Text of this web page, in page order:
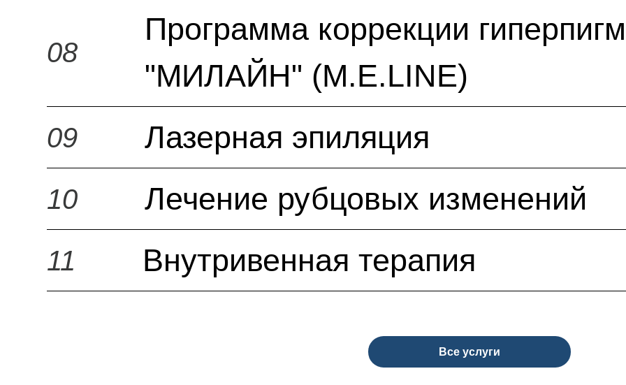
08
Программа коррекции
"МИЛАЙН" (M.E.LINE)
09 Лазерная эпиляция
10 Лечение рубцовых изменений
11 Внутривенная терапия
Все услуги